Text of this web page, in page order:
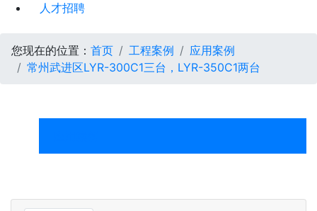
人才招聘
您现在的位置： 首页 工程案例
应用案例
常州武进区LYR-300C1三台，LYR-350C1两台